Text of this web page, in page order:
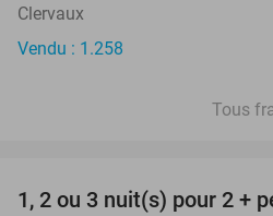
Clervaux
Vendu : 1.258
Tous
1, 2 ou 3 nuit(s) pour 2 +